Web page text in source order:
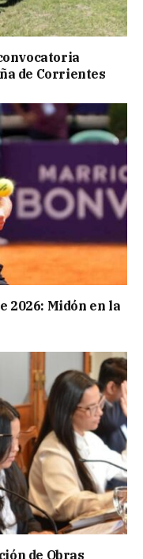
de Corrientes
2026: Midón en la
de Obras